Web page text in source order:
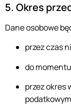
5. Okres
Dane osobowe
przez czas
do
przez okres